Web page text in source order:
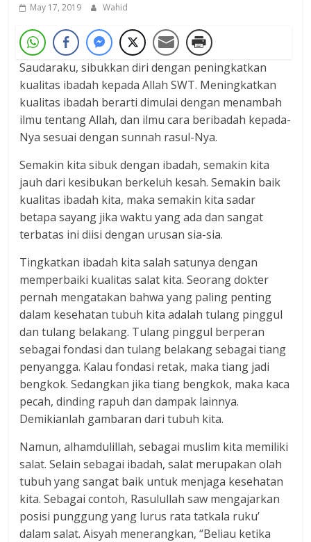
May 17, 2019 Wahid
Saudaraku, sibukkan diri dengan peningkatkan
kualitas ibadah kepada Allah SWT. Meningkatkan
kualitas ibadah berarti dimulai dengan menambah
ilmu tentang Allah, dan ilmu cara beribadah kepada-
Nya sesuai dengan sunnah rasul-Nya.
Semakin kita sibuk dengan ibadah, semakin kita
jauh dari kesibukan berkeluh kesah. Semakin baik
kualitas ibadah kita, maka semakin kita sadar
betapa sayang jika waktu yang ada dan sangat
terbatas ini diisi dengan urusan sia-sia.
Tingkatkan ibadah kita salah satunya dengan
memperbaiki kualitas salat kita. Seorang dokter
pernah mengatakan bahwa yang paling penting
dalam kesehatan tubuh kita adalah tulang pinggul
dan tulang belakang. Tulang pinggul berperan
sebagai fondasi dan tulang belakang sebagai tiang
penyangga. Kalau fondasi retak, maka tiang jadi
bengkok. Sedangkan jika tiang bengkok, maka kaca
pecah, dinding rapuh dan dampak lainnya.
Demikianlah gambaran dari tubuh kita.
Namun, alhamdulillah, sebagai muslim kita memiliki
salat. Selain sebagai ibadah, salat merupakan olah
tubuh yang sangat baik untuk menjaga kesehatan
kita. Sebagai contoh, Rasulullah saw mengajarkan
posisi punggung yang lurus rata tatkala ruku’
dalam salat. Aisyah menerangkan, “Beliau ketika